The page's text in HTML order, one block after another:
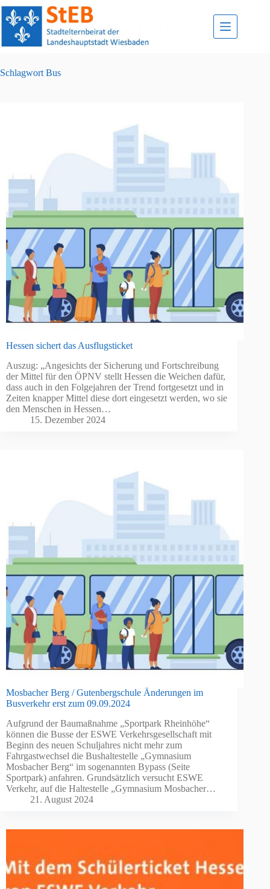
Zum
Inhalt
springen
Schlagwort Bus
Hessen sichert das Ausflugsticket
Auszug: „Angesichts der Sicherung und Fortschreibung
der Mittel für den ÖPNV stellt Hessen die Weichen dafür,
dass auch in den Folgejahren der Trend fortgesetzt und in
Zeiten knapper Mittel diese dort eingesetzt werden, wo sie
den Menschen in Hessen…
15. Dezember 2024
Mosbacher Berg / Gutenbergschule Änderungen im
Busverkehr erst zum 09.09.2024
Aufgrund der Baumaßnahme „Sportpark Rheinhöhe“
können die Busse der ESWE Verkehrsgesellschaft mit
Beginn des neuen Schuljahres nicht mehr zum
Fahrgastwechsel die Bushaltestelle „Gymnasium
Mosbacher Berg“ im sogenannten Bypass (Seite
Sportpark) anfahren. Grundsätzlich versucht ESWE
Verkehr, auf die Haltestelle „Gymnasium Mosbacher…
21. August 2024